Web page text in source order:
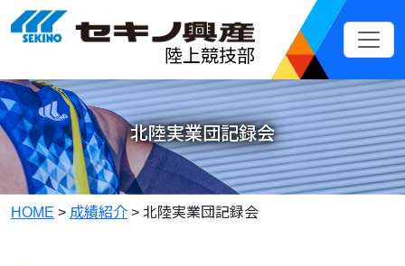
メインコンテンツへスキップ
陸上競技部
北陸実業団記録会
HOME > 成績紹介 > 北陸実業団記録会